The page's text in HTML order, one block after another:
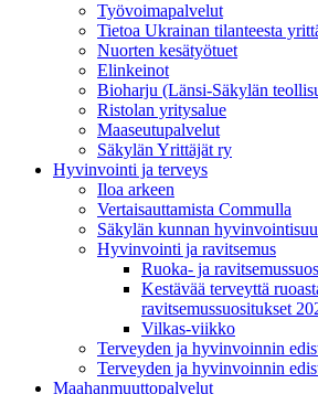
Työvoimapalvelut
Tietoa Ukrainan tilanteesta
Nuorten kesätyötuet
Elinkeinot
Bioharju (Länsi-Säkylän
Ristolan yritysalue
Maaseutupalvelut
Säkylän Yrittäjät ry
Hyvinvointi ja terveys
Iloa arkeen
Vertaisauttamista Commulla
Säkylän kunnan
Hyvinvointi ja ravitsemus
Ruoka- ja
Kestävää terveyttä
ravitsemussuositukset
Vilkas-viikko
Terveyden ja hyvinvoinnin
Terveyden ja hyvinvoinnin
Maahanmuuttopalvelut